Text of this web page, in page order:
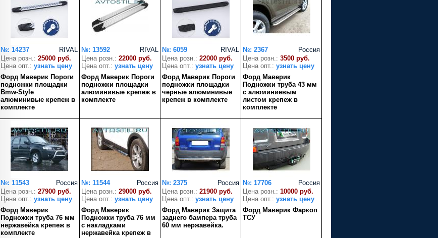
RIVAL
№: 14237
Цена розн.: 25000 руб.
Цена опт.: узнать цену
Форд Маверик Пороги
подножки площадки
Bmw-Style
алюминивые крепеж в
комплекте
RIVAL
№: 13592
Цена розн.: 22000 руб.
Цена опт.: узнать цену
Форд Маверик Пороги
подножки площадки
алюминивые крепеж в
комплекте
RIVAL
№: 6059
Цена розн.: 22000 руб.
Цена опт.: узнать цену
Форд Маверик Пороги
подножки площадки
черные алюминивые
крепеж в комплекте
Россия
№: 2367
Цена розн.: 3500 руб.
Цена опт.: узнать цену
Форд Маверик
Подножки труба 43 мм
с алюминиевым
листом крепеж в
комплекте
Россия
№: 11543
Цена розн.: 27900 руб.
Цена опт.: узнать цену
Форд Маверик
Подножки труба 76 мм
нержавейка крепеж в
комплекте
Россия
№: 11544
Цена розн.: 29000 руб.
Цена опт.: узнать цену
Форд Маверик
Подножки труба 76 мм
с накладками
нержавейка крепеж в
Россия
№: 2375
Цена розн.: 21900 руб.
Цена опт.: узнать цену
Форд Маверик Защита
заднего бампера труба
60 мм нержавейка.
Россия
№: 17706
Цена розн.: 10000 руб.
Цена опт.: узнать цену
Форд Маверик Фаркоп
ТСУ